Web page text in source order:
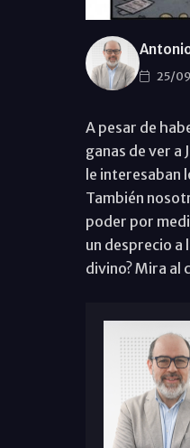
25/
A pesar de
ganas de ver
le interesaban
También
poder por
un desprecio a
divino? Mira al